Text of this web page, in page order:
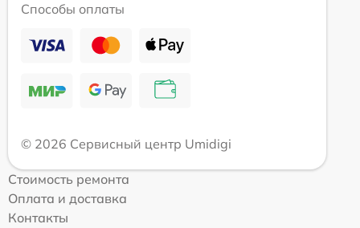
Способы оплаты
© 2026 Сервисный центр Umidigi
Стоимость ремонта
Оплата и доставка
Контакты